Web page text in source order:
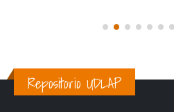
Repositorio UDLAP